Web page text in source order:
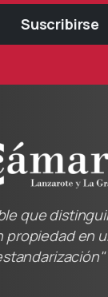
Suscribirse
que
propiedad en